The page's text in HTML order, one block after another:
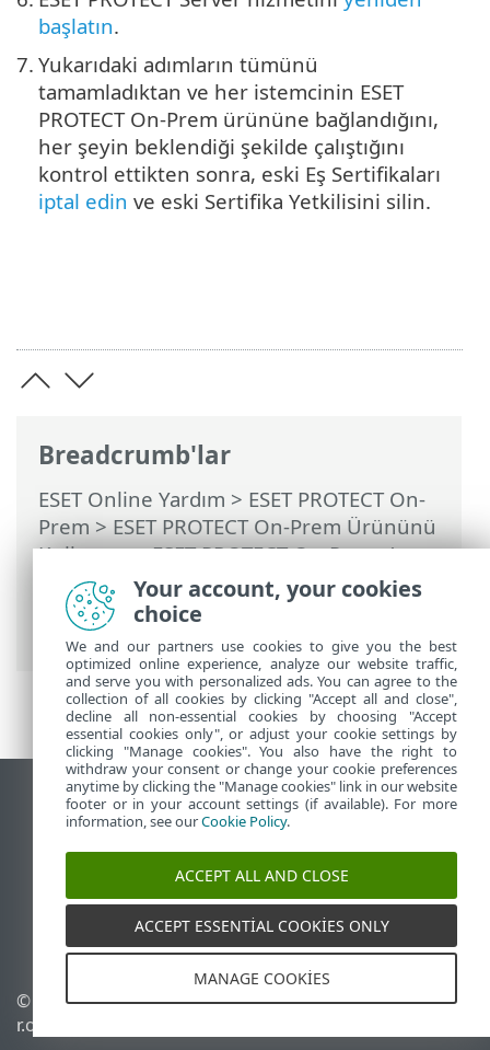
Breadcrumb'lar
ESET Online Yardım > ESET PROTECT On-
Prem > ESET PROTECT On-Prem Ürününü
Kullanma>ESET PROTECT On-Prem Ana
Menü> Daha Fazla >Sertifikalar>Dışa
Aktarma
> Süresi Dolan Sertifika -
raporlama ve yenileme
başlatın.
7. Yukarıdaki adımların tümünü
tamamladıktan ve her istemcinin ESET
PROTECT On-Prem ürününe bağlandığını,
her şeyin beklendiği şekilde çalıştığını
kontrol ettikten sonra, eski Eş Sertifikaları
iptal edin ve eski Sertifika Yetkilisini silin.
Masaüstü sitesini görüntüle
End of Life
ESET Bilgi Bankası
ESET Status Portal
Bölgesel destek
© 1992 - 2026 ESET, spol. s
r.o. - Tüm hakları saklıdır.
Çerezleri yönet
Your account, your cookies
choice
We and our partners use cookies to give you the best
optimized online experience, analyze our website traffic,
and serve you with personalized ads. You can agree to the
collection of all cookies by clicking "Accept all and close",
decline all non-essential cookies by choosing "Accept
essential cookies only", or adjust your cookie settings by
clicking "Manage cookies". You also have the right to
withdraw your consent or change your cookie preferences
anytime by clicking the "Manage cookies" link in our website
footer or in your account settings (if available). For more
information, see ourCookie Policy.
ACCEPT ALL AND CLOSE
ACCEPT ESSENTIAL COOKIES ONLY
MANAGE COOKIES